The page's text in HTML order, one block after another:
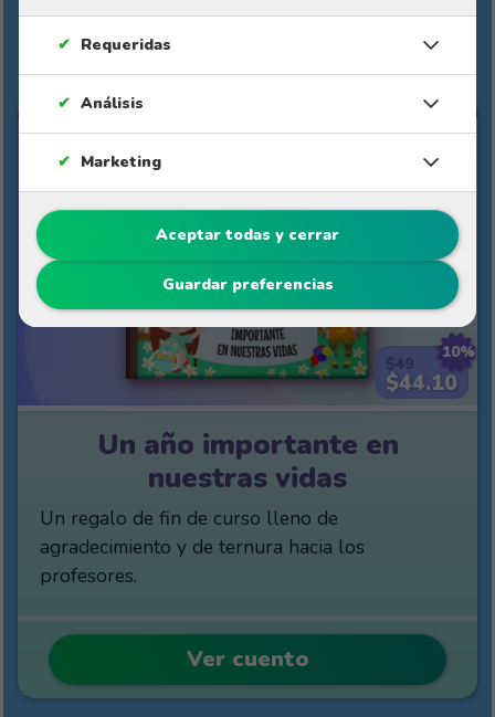
Requeridas
✔
Análisis
✔
Marketing
✔
Guardar preferencias
Aceptar todas y cerrar
10%
$44.10
Un año importante en
nuestras vidas
Un regalo de fin de curso lleno de
agradecimiento y de ternura hacia los
profesores.
Ver cuento